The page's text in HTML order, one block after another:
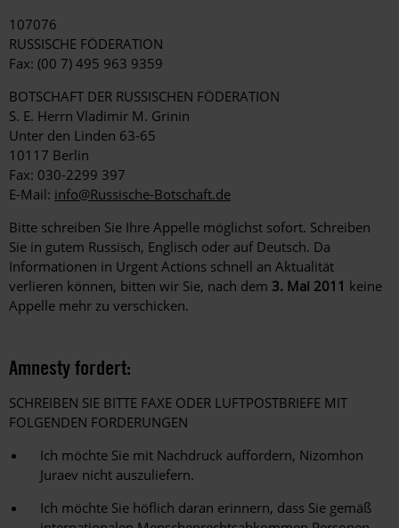
107076
RUSSISCHE FÖDERATION
Fax: (00 7) 495 963 9359
BOTSCHAFT DER RUSSISCHEN FÖDERATION
S. E. Herrn Vladimir M. Grinin
Unter den Linden 63-65
10117 Berlin
Fax: 030-2299 397
E-Mail: info@Russische-Botschaft.de
Bitte schreiben Sie Ihre Appelle möglichst sofort. Schreiben
Sie in gutem Russisch, Englisch oder auf Deutsch. Da
Informationen in Urgent Actions schnell an Aktualität
verlieren können, bitten wir Sie, nach dem 3. Mai 2011 keine
Appelle mehr zu verschicken.
Amnesty fordert:
SCHREIBEN SIE BITTE FAXE ODER LUFTPOSTBRIEFE MIT
FOLGENDEN FORDERUNGEN
Ich möchte Sie mit Nachdruck auffordern, Nizomhon
Juraev nicht auszuliefern.
Ich möchte Sie höflich daran erinnern, dass Sie gemäß